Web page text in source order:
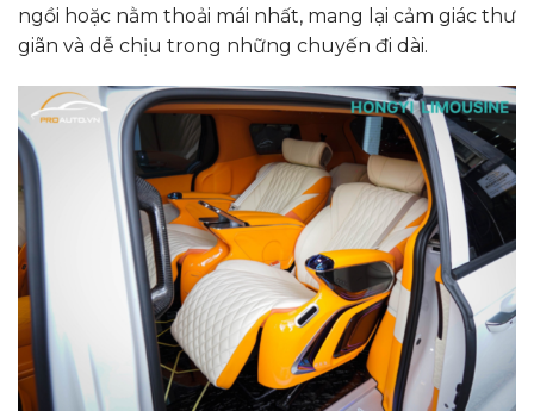
ngồi hoặc nằm thoải mái nhất, mang lại cảm giác thư
giãn và dễ chịu trong những chuyến đi dài.